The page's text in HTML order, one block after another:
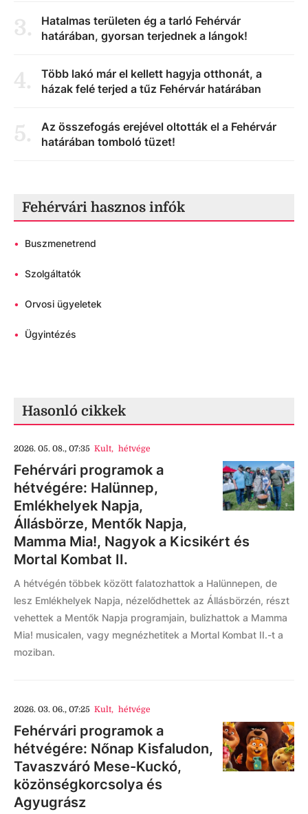
3.
Hatalmas területen ég a tarló Fehérvár
határában, gyorsan terjednek a lángok!
4.
Több lakó már el kellett hagyja otthonát, a
házak felé terjed a tűz Fehérvár határában
5.
Az összefogás erejével oltották el a Fehérvár
határában tomboló tüzet!
Fehérvári hasznos infók
• Buszmenetrend
• Szolgáltatók
• Orvosi ügyeletek
• Ügyintézés
Hasonló cikkek
2026. 05. 08., 07:35 Kult, hétvége
Fehérvári programok a
hétvégére: Halünnep,
Emlékhelyek Napja,
Állásbörze, Mentők Napja,
Mamma Mia!, Nagyok a Kicsikért és
Mortal Kombat II.
A hétvégén többek között falatozhattok a Halünnepen, de
lesz Emlékhelyek Napja, nézelődhettek az Állásbörzén, részt
vehettek a Mentők Napja programjain, bulizhattok a Mamma
Mia! musicalen, vagy megnézhetitek a Mortal Kombat II.-t a
moziban.
2026. 03. 06., 07:25 Kult, hétvége
Fehérvári programok a
hétvégére: Nőnap Kisfaludon,
Tavaszváró Mese-Kuckó,
közönségkorcsolya és
Agyugrász